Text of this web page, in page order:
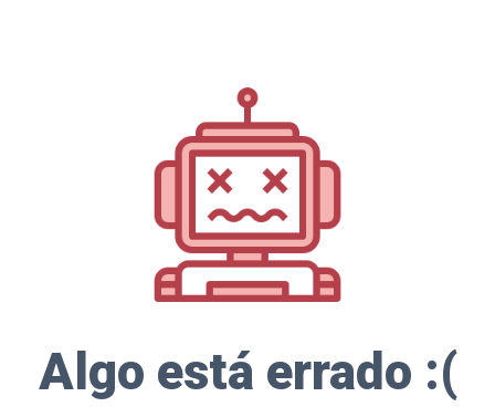
Algo está errado :(